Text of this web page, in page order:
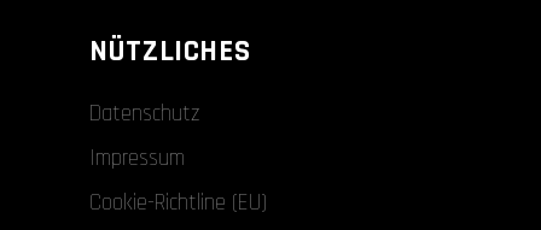
NÜTZLICHES
Datenschutz
Impressum
Cookie-Richtline (EU)